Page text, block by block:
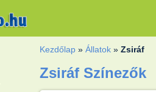
Kezdőlap »Állatok »Zsiráf
Zsiráf Színezők